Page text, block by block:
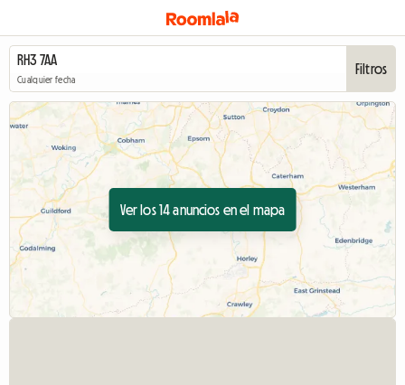
Cualquier fecha
Filtros
Ver los 14 anuncios en el mapa